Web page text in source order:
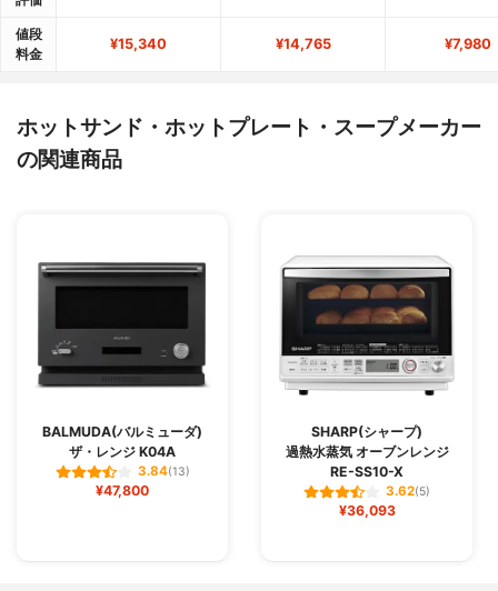
値段
料金
¥15,340 ¥14,765 ¥7,980
ホットサンド・ホットプレート・スープメーカー
の関連商品
BALMUDA(バルミューダ)
ザ・レンジ K04A
3.84(13)
¥47,800
SHARP(シャープ)
過熱水蒸気 オーブンレンジ
RE-SS10-X
3.62(5)
¥36,093